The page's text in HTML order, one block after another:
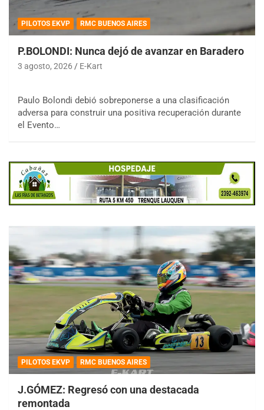
PILOTOS EKVP RMC BUENOS AIRES
P.BOLONDI: Nunca dejó de avanzar en Baradero
3 agosto, 2026 E-Kart
Paulo Bolondi debió sobreponerse a una clasificación
adversa para construir una positiva recuperación durante
el Evento…
PILOTOS EKVP RMC BUENOS AIRES
J.GÓMEZ: Regresó con una destacada
remontada